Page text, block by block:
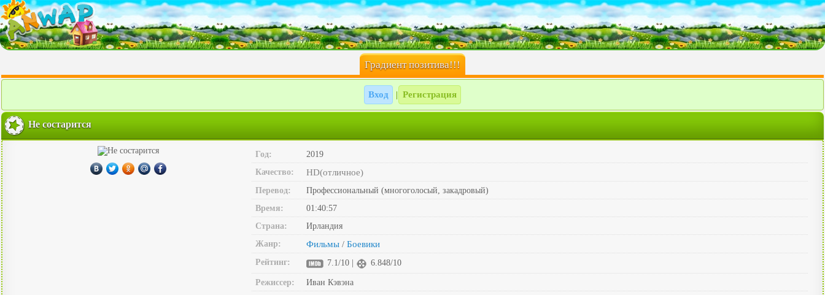
Градиент позитива!!!
Вход Регистрация
Не состарится
Год:
2019
Качество:
HD(отличное)
Перевод:
Профессиональный (многоголосый, закадровый)
Время:
01:40:57
Страна:
Ирландия
Жанр:
Фильмы / Боевики
Рейтинг: 7.1/10 | 6.848/10
Режиссер:
Иван Кэвэна